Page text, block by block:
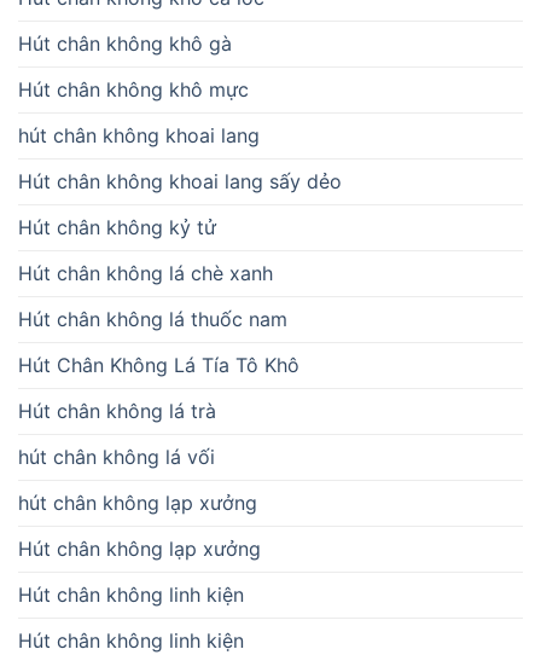
Hút chân không khô gà
Hút chân không khô mực
hút chân không khoai lang
Hút chân không khoai lang sấy dẻo
Hút chân không kỷ tử
Hút chân không lá chè xanh
Hút chân không lá thuốc nam
Hút Chân Không Lá Tía Tô Khô
Hút chân không lá trà
hút chân không lá vối
hút chân không lạp xưởng
Hút chân không lạp xưởng
Hút chân không linh kiện
Hút chân không linh kiện